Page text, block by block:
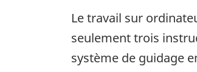
Le travail sur
seulement trois
système de guidage